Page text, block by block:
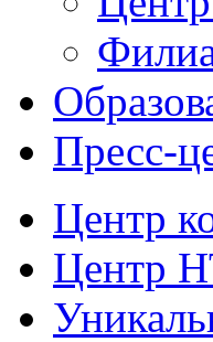
Пресс-
Центр
Центр